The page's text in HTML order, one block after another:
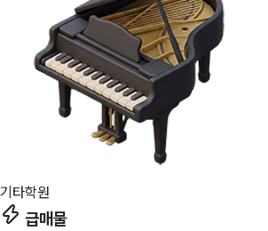
기타학원
급매물